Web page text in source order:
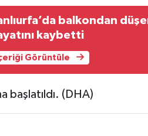
balkondan
kaybetti
Görüntüle
başlatıldı. (DHA)